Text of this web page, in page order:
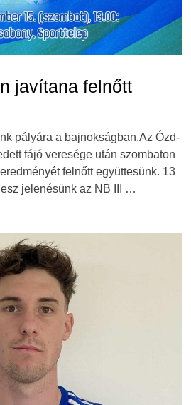
javítana felnőtt
pályára a bajnokságban.Az Ózd-
fájó veresége után szombaton
felnőtt együttesünk. 13
jelenésünk az NB III …